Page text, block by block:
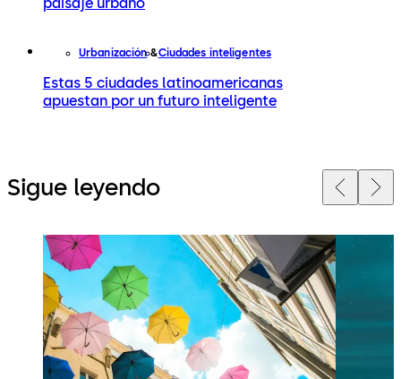
Urbanización Ciudades inteligentes
Estas 5 ciudades latinoamericanas
apuestan por un futuro inteligente
Sigue leyendo